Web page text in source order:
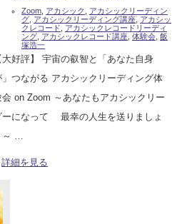
Zoom アカシック
アカシックリーディン
グ アカシックリーディング講座 アカシッ
クレコード
アカシックレコードリーディ
ング アカシックレコード講座 体験会 飯
塚浩一
大好評】 宇宙の叡智と「あなた自身
」つながる アカシックリーディング体
会 on Zoom ～あなたもアカシックリー
ーになって 最幸の人生を送りましょ
～ …
詳細を見る